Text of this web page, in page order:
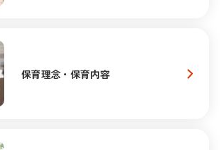
保育理念・保育内容